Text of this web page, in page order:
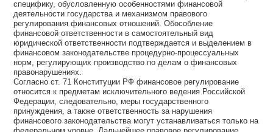
специфику, обусловленную особенностями финансовой
деятельности государства и механизмом правового
регулирования финансовых отношений. Обособление
финансовой ответственности в самостоятельный вид
юридической ответственности подтверждается и выделением в
финансовом законодательстве процедурно-процессуальных
норм, регулирующих производство по делам о финансовых
правонарушениях.
Согласно ст. 71 Конституции РФ финансовое регулирование
относится к предметам исключительного ведения Российской
Федерации, следовательно, меры государственного
принуждения, а также ответственность за нарушения
финансового законодательства могут устанавливаться только на